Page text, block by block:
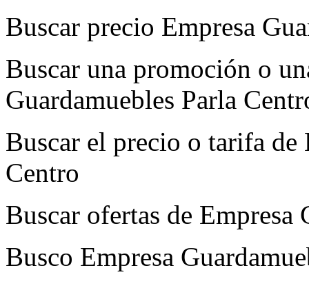
Buscar precio Empresa
Buscar una promoción o
Guardamuebles Parla
Buscar el precio o tarifa de
Centro
Buscar ofertas de Empresa
Busco Empresa